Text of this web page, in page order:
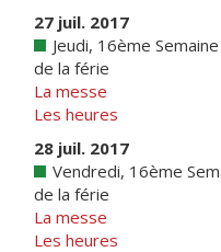
27 juil. 2017
Jeudi, 16ème
de la férie
La messe
Les heures
28 juil. 2017
Vendredi, 16ème
de la férie
La messe
Les heures